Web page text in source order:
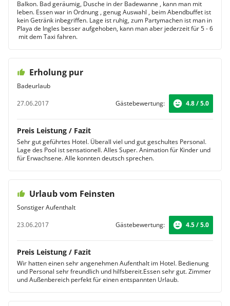
Balkon. Bad geräumig, Dusche in der Badewanne , kann man mit
leben. Essen war in Ordnung , genug Auswahl , beim Abendbuffet ist
kein Getränk inbegriffen. Lage ist ruhig, zum Partymachen ist man in
Playa de Ingles besser aufgehoben, kann man aber jederzeit für 5 - 6
 mit dem Taxi fahren.
Erholung pur
Badeurlaub
27.06.2017
Gästebewertung: 4.8 / 5.0
Preis Leistung / Fazit
Sehr gut geführtes Hotel. Überall viel und gut geschultes Personal.
Lage des Pool ist sensationell. Alles Super. Animation für Kinder und
für Erwachsene. Alle konnten deutsch sprechen.
Urlaub vom Feinsten
Sonstiger Aufenthalt
23.06.2017
Gästebewertung: 4.5 / 5.0
Preis Leistung / Fazit
Wir hatten einen sehr angenehmen Aufenthalt im Hotel. Bedienung
und Personal sehr freundlich und hilfsbereit.Essen sehr gut. Zimmer
und Außenbereich perfekt für einen entspannten Urlaub.